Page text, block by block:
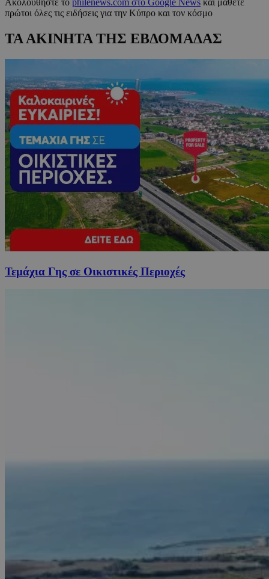
Ακολουθήστε το philenews.com στο Google News και μάθετε
πρώτοι όλες τις ειδήσεις για την Κύπρο και τον κόσμο
ΤΑ ΑΚΙΝΗΤΑ ΤΗΣ ΕΒΔΟΜΑΔΑΣ
Τεμάχια Γης σε Οικιστικές Περιοχές